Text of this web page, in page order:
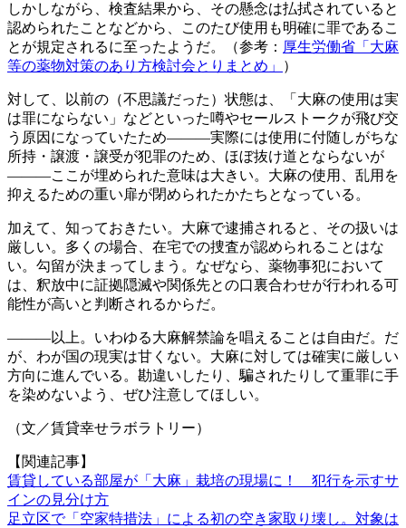
しかしながら、検査結果から、その懸念は払拭されていると
認められたことなどから、このたび使用も明確に罪であるこ
とが規定されるに至ったようだ。（参考： 厚生労働省「大麻
等の薬物対策のあり方検討会とりまとめ」
）
対して、以前の（不思議だった）状態は、「大麻の使用は実
は罪にならない」などといった噂やセールストークが飛び交
う原因になっていたため―――実際には使用に付随しがちな
所持・譲渡・譲受が犯罪のため、ほぼ抜け道とならないが
―――ここが埋められた意味は大きい。大麻の使用、乱用を
抑えるための重い扉が閉められたかたちとなっている。
加えて、知っておきたい。大麻で逮捕されると、その扱いは
厳しい。多くの場合、在宅での捜査が認められることはな
い。勾留が決まってしまう。なぜなら、薬物事犯において
は、釈放中に証拠隠滅や関係先との口裏合わせが行われる可
能性が高いと判断されるからだ。
―――以上。いわゆる大麻解禁論を唱えることは自由だ。だ
が、わが国の現実は甘くない。大麻に対しては確実に厳しい
方向に進んでいる。勘違いしたり、騙されたりして重罪に手
を染めないよう、ぜひ注意してほしい。
（文／賃貸幸せラボラトリー）
【関連記事】
賃貸している部屋が「大麻」栽培の現場に！ 犯行を示すサ
インの見分け方
足立区で「空家特措法」による初の空き家取り壊し。対象は